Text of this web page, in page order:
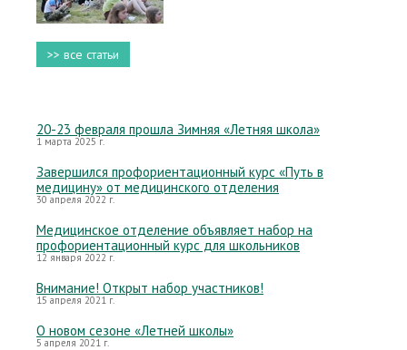
>> все статьи
20-23 февраля прошла Зимняя «Летняя школа»
1 марта 2025 г.
Завершился профориентационный курс «Путь в
медицину» от медицинского отделения
30 апреля 2022 г.
Медицинское отделение объявляет набор на
профориентационный курс для школьников
12 января 2022 г.
Внимание! Открыт набор участников!
15 апреля 2021 г.
О новом сезоне «Летней школы»
5 апреля 2021 г.